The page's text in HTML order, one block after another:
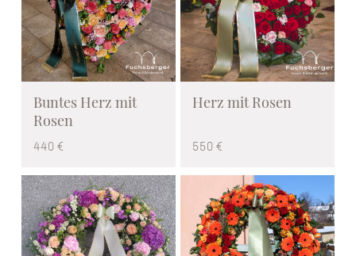
Buntes Herz mit
Rosen
440 €
Herz mit Rosen
550 €